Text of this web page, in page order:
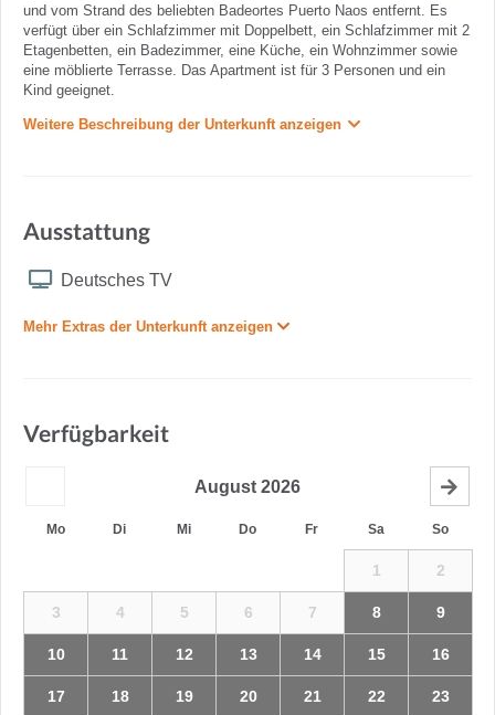
und vom Strand des beliebten Badeortes Puerto Naos entfernt. Es
verfügt über ein Schlafzimmer mit Doppelbett, ein Schlafzimmer mit 2
Etagenbetten, ein Badezimmer, eine Küche, ein Wohnzimmer sowie
eine möblierte Terrasse. Das Apartment ist für 3 Personen und ein
Kind geeignet.
Weitere Beschreibung der Unterkunft anzeigen
Ausstattung
Deutsches TV
Mehr Extras der Unterkunft anzeigen
Verfügbarkeit
August 2026
Mo Di Mi Do Fr Sa So
1 2
3 4 5 6 7 8 9
10 11 12 13 14 15 16
17 18 19 20 21 22 23